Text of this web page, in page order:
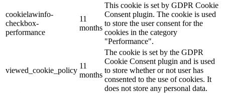
cookielawinfo-
checkbox-
performance
11
months
This cookie is set by GDPR Cookie
Consent plugin. The cookie is used
to store the user consent for the
cookies in the category
"Performance".
viewed_cookie_policy
11
months
The cookie is set by the GDPR
Cookie Consent plugin and is used
to store whether or not user has
consented to the use of cookies. It
does not store any personal data.